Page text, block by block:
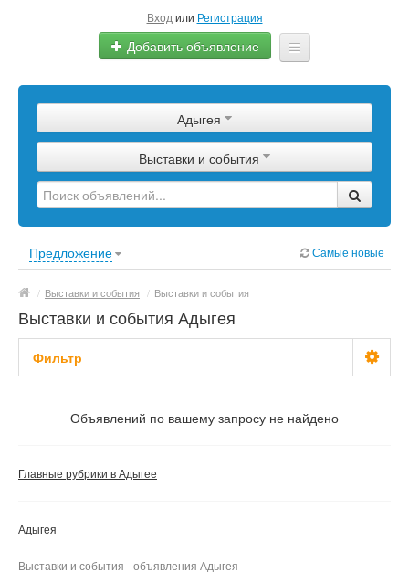
Вход или Регистрация
Добавить объявление
Сырье
Изделия
Оборудование
Адыгея
Выставки и события
Предложение Самые новые
/ Выставки и события / Выставки и события
Выставки и события Адыгея
Фильтр
Не важно
Частные
Применить Сбросить фильтр
Объявлений по вашему запросу не найдено
Главные рубрики в Адыгее
Адыгея
Выставки и события - объявления Адыгея